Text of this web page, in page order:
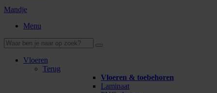
Mandje
Menu
Vloeren
Terug
Vloeren & toebehoren
Laminaat